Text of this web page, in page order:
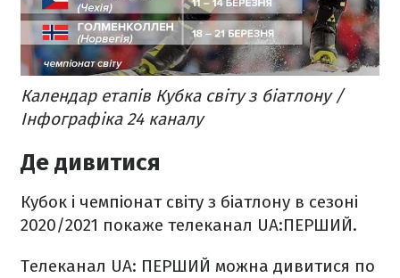
Календар етапів Кубка світу з біатлону /
Інфографіка 24 каналу
Де дивитися
Кубок і чемпіонат світу з біатлону в сезоні
2020/2021 покаже телеканал UA:ПЕРШИЙ.
Телеканал UA: ПЕРШИЙ можна дивитися по